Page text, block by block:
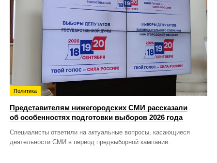
Политика
Представителям нижегородских СМИ рассказали
об особенностях подготовки выборов 2026 года
Специалисты ответили на актуальные вопросы, касающиеся
деятельности СМИ в период предвыборной кампании.